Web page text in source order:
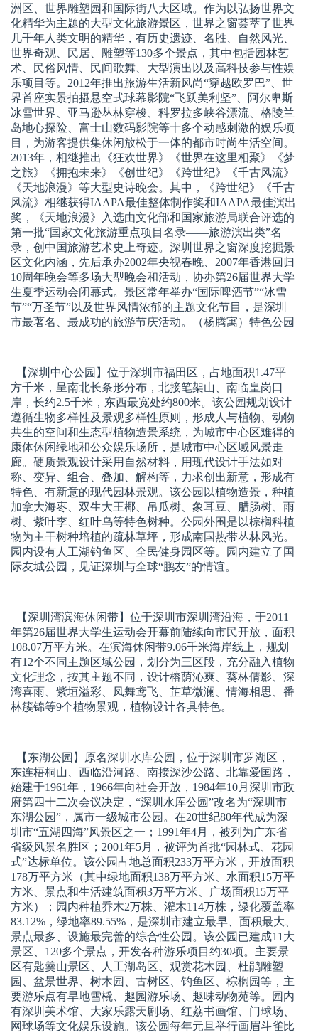
洲区、世界雕塑园和国际街八大区域。作为以弘扬世界文
化精华为主题的大型文化旅游景区，世界之窗荟萃了世界
几千年人类文明的精华，有历史遗迹、名胜、自然风光、
世界奇观、民居、雕塑等130多个景点，其中包括园林艺
术、民俗风情、民间歌舞、大型演出以及高科技参与性娱
乐项目等。2012年推出旅游生活新风尚“穿越欧罗巴”、世
界首座实景拍摄悬空式球幕影院“飞跃美利坚”、阿尔卑斯
冰雪世界、亚马逊丛林穿梭、科罗拉多峡谷漂流、格陵兰
岛地心探险、富士山数码影院等十多个动感刺激的娱乐项
目，为游客提供集休闲放松于一体的都市时尚生活空间。
2013年，相继推出《狂欢世界》《世界在这里相聚》《梦
之旅》《拥抱未来》《创世纪》《跨世纪》《千古风流》
《天地浪漫》等大型史诗晚会。其中，《跨世纪》《千古
风流》相继获得IAAPA最佳整体制作奖和IAAPA最佳演出
奖，《天地浪漫》入选由文化部和国家旅游局联合评选的
第一批“国家文化旅游重点项目名录——旅游演出类”名
录，创中国旅游艺术史上奇迹。深圳世界之窗深度挖掘景
区文化内涵，先后承办2002年央视春晚、2007年香港回归
10周年晚会等多场大型晚会和活动，协办第26届世界大学
生夏季运动会闭幕式。景区常年举办“国际啤酒节”“冰雪
节”“万圣节”以及世界风情浓郁的主题文化节目，是深圳
市最著名、最成功的旅游节庆活动。（杨腾寓）特色公园
【深圳中心公园】 位于深圳市福田区，占地面积1.47平
方千米，呈南北长条形分布，北接笔架山、南临皇岗口
岸，长约2.5千米，东西最宽处约800米。该公园规划设计
遵循生物多样性及景观多样性原则，形成人与植物、动物
共生的空间和生态型植物造景系统，为城市中心区难得的
康体休闲绿地和公众娱乐场所，是城市中心区域风景走
廊。硬质景观设计采用自然材料，用现代设计手法如对
称、变异、组合、叠加、解构等，力求创出新意，形成有
特色、有新意的现代园林景观。该公园以植物造景，种植
加拿大海枣、双生大王椰、吊瓜树、象耳豆、腊肠树、雨
树、紫叶李、红叶乌等特色树种。公园外围是以棕榈科植
物为主干树种培植的疏林草坪，形成南国热带丛林风光。
园内设有人工湖钓鱼区、全民健身园区等。园内建立了国
际友城公园，见证深圳与全球“鹏友”的情谊。
【深圳湾滨海休闲带】 位于深圳市深圳湾沿海，于2011
年第26届世界大学生运动会开幕前陆续向市民开放，面积
108.07万平方米。在滨海休闲带9.06千米海岸线上，规划
有12个不同主题区域公园，划分为三区段，充分融入植物
文化理念，按其主题不同，设计榕荫沁爽、葵林倩影、深
湾喜雨、紫垣溢彩、凤舞鸢飞、芷草微澜、情海相思、番
林簇锦等9个植物景观，植物设计各具特色。
【东湖公园】
原名深圳水库公园，位于深圳市罗湖区，
东连梧桐山、西临沿河路、南接深沙公路、北靠爱国路，
始建于1961年，1966年向社会开放，1984年10月深圳市政
府第四十二次会议决定，“深圳水库公园”改名为“深圳市
东湖公园”，属市一级城市公园。在20世纪80年代成为深
圳市“五湖四海”风景区之一；1991年4月，被列为广东省
省级风景名胜区；2001年5月，被评为首批“园林式、花园
式”达标单位。该公园占地总面积233万平方米，开放面积
178万平方米（其中绿地面积138万平方米、水面积15万平
方米、景点和生活建筑面积3万平方米、广场面积15万平
方米）；园内种植乔木2万株、灌木114万株，绿化覆盖率
83.12%，绿地率89.55%，是深圳市建立最早、面积最大、
景点最多、设施最完善的综合性公园。该公园已建成11大
景区、120多个景点，开发各种游乐项目约30项。主要景
区有匙羹山景区、人工湖岛区、观赏花木园、杜鹃雕塑
园、盆景世界、树木园、古树区、钓鱼区、棕榈园等，主
要游乐点有旱地雪橇、趣园游乐场、趣味动物苑等。园内
有深圳美术馆、大家乐露天剧场、红荔书画馆、门球场、
网球场等文化娱乐设施。该公园每年元旦举行画眉斗雀比